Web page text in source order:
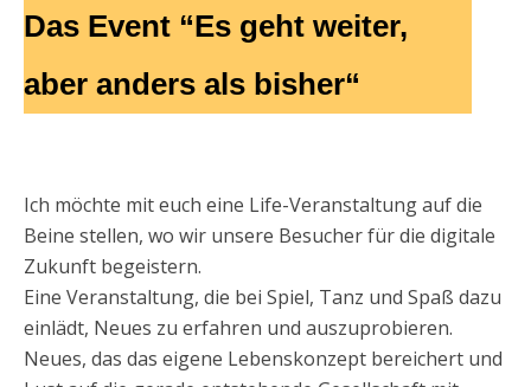
Das Event “Es geht weiter,
aber anders als bisher“
Ich möchte mit euch eine Life-Veranstaltung auf die
Beine stellen, wo wir unsere Besucher für die digitale
Zukunft begeistern.
Eine Veranstaltung, die bei Spiel, Tanz und Spaß dazu
einlädt, Neues zu erfahren und auszuprobieren.
Neues, das das eigene Lebenskonzept bereichert und